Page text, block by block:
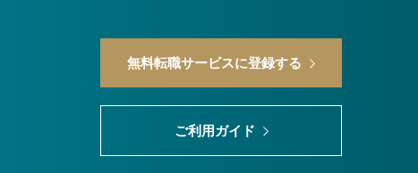
無料転職サービスに登録する
ご利用ガイド